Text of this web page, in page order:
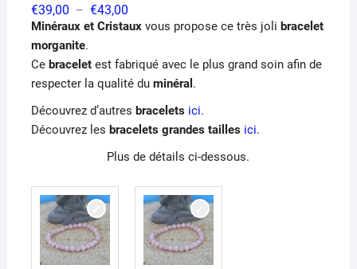
€39,00 – €43,00Plage
de
prix :
à
€43,00
Minéraux et Cristauxvous propose ce très joli bracelet
morganite.
Ce braceletest fabriqué avec le plus grand soin afin de
respecter la qualité du minéral .
Découvrez d’autres bracelets ici.
Découvrez les bracelets grandes tailles ici.
Plus de détails ci-dessous.